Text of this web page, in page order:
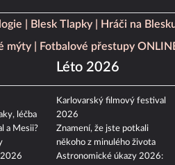
Blesk Tlapky Hráči na
mýty
Fotbalové přestupy
léčba
a Mesii?
2026
Léto 2026
Karlovarský filmový festival
2026
Znamení, že jste potkali
někoho z minulého života
Astronomické úkazy 2026: